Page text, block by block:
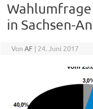
in Sachsen-
Von AF | 24. Juni 2017